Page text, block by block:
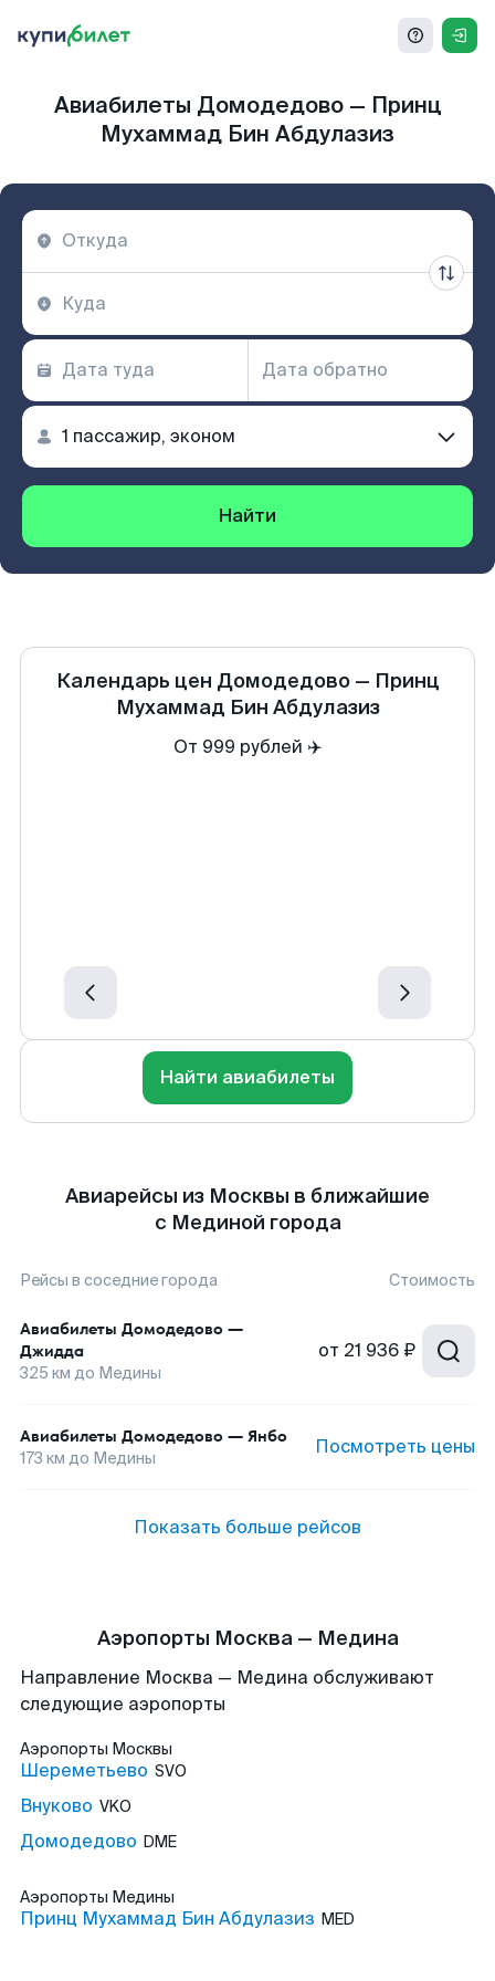
Авиабилеты Домодедово — Принц
Мухаммад Бин Абдулазиз
Найти
Календарь цен Домодедово— Принц
Мухаммад Бин Абдулазиз
От 999 рублей ✈️
Найти авиабилеты
Авиарейсы из Москвы в ближайшие
с Мединой города
Рейсы в соседние города Стоимость
Авиабилеты Домодедово —
Джидда
325 км до Медины
от 21 936 ₽
Авиабилеты Домодедово — Янбо
173 км до Медины Посмотреть цены
Показать больше рейсов
Аэропорты Москва — Медина
Направление Москва — Медина обслуживают
следующие аэропорты
Аэропорты Москвы
Шереметьево SVO
Внуково VKO
Домодедово DME
Аэропорты Медины
Принц Мухаммад Бин Абдулазиз MED